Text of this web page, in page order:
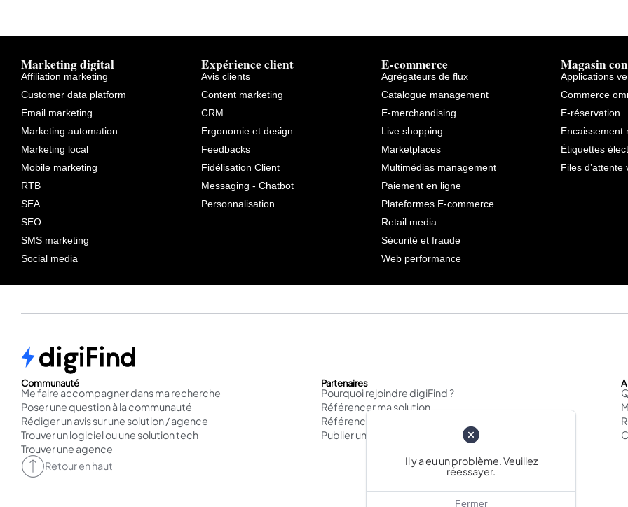
Marketing digital
Affiliation marketing
Customer data platform
Email marketing
Marketing automation
Marketing local
Mobile marketing
RTB
SEA
SEO
SMS marketing
Social media
Expérience client
Avis clients
Content marketing
CRM
Ergonomie et design
Feedbacks
Fidélisation Client
Messaging - Chatbot
Personnalisation
E-commerce
Agrégateurs de flux
Catalogue management
E-merchandising
Live shopping
Marketplaces
Multimédias management
Paiement en ligne
Plateformes E-commerce
Retail media
Sécurité et fraude
Web performance
Magasin
Applications
Commerce
E-réservation
Encaissement
Étiquettes
Files d’attente
Communauté
Me faire accompagner dans ma recherche
Poser une question à la communauté
Rédiger un avis sur une solution / agence
Trouver un logiciel ou une solution tech
Trouver une agence
Partenaires
Pourquoi rejoindre digiFind ?
Référencer ma solution
Référencer mon agence
Publier un cas d'usage
Retour en haut
Il y a eu un problème. Veuillez
réessayer.
Fermer